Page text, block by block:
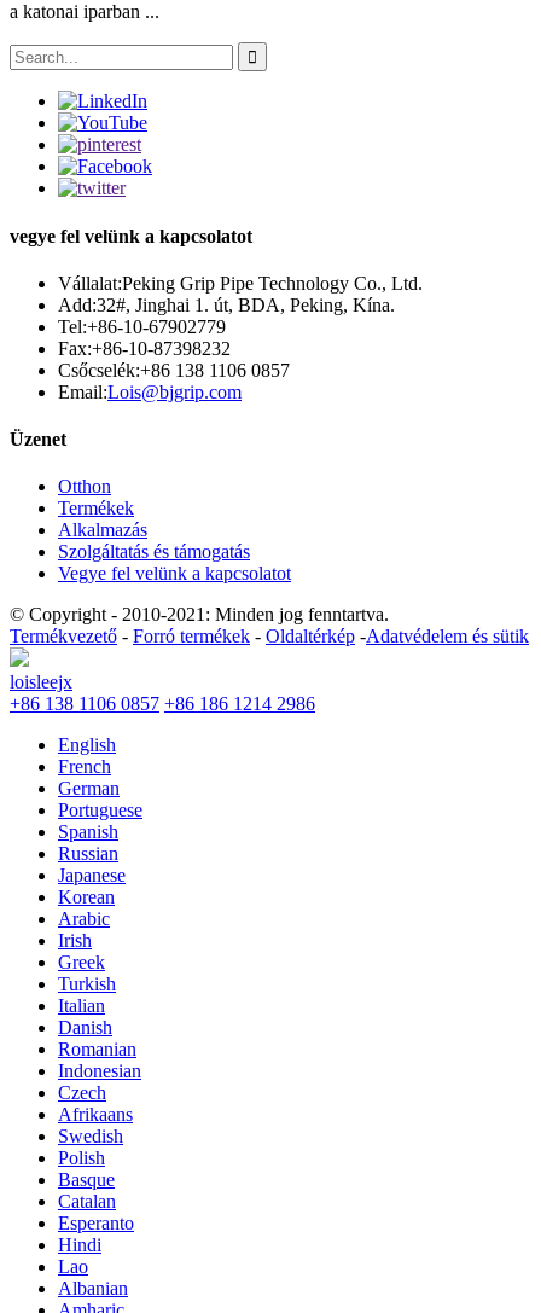
a katonai iparban ...
vegye fel velünk a kapcsolatot
Vállalat:Peking Grip Pipe Technology Co., Ltd.
Add:32#, Jinghai 1. út, BDA, Peking, Kína.
Tel:+86-10-67902779
Fax:+86-10-87398232
Csőcselék:+86 138 1106 0857
Email:Lois@bjgrip.com
Üzenet
Otthon
Termékek
Alkalmazás
Szolgáltatás és támogatás
Vegye fel velünk a kapcsolatot
© Copyright - 2010-2021: Minden jog fenntartva.
Termékvezető - Forró termékek - Oldaltérkép -Adatvédelem és sütik
loisleejx
+86 138 1106 0857 +86 186 1214 2986
English
French
German
Portuguese
Spanish
Russian
Japanese
Korean
Arabic
Irish
Greek
Turkish
Italian
Danish
Romanian
Indonesian
Czech
Afrikaans
Swedish
Polish
Basque
Catalan
Esperanto
Hindi
Lao
Albanian